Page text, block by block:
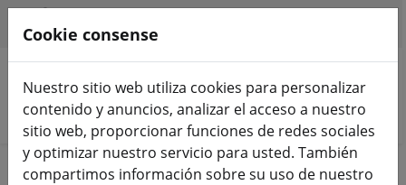
Buscar productos
Home Accesorios
Cookie consense
Nuestro sitio web utiliza cookies para personalizar
contenido y anuncios, analizar el acceso a nuestro
sitio web, proporcionar funciones de redes sociales
y optimizar nuestro servicio para usted. También
compartimos información sobre su uso de nuestro